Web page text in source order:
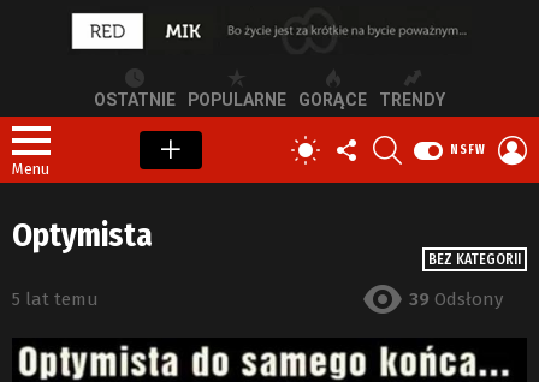
OSTATNIE POPULARNE GORĄCE TRENDY
Menu
PRZEŁĄCZ
SKÓRKĘ
OBSERWUJ
NAS
NSFW
BEZ KATEGORII
Optymista
5 lat temu 39 Odsłony